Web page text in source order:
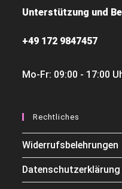
Unterstützung und
+49 172 9847457
Mo-Fr: 09:00 - 17:00
Rechtliches
Widerrufsbelehrungen
Datenschutzerklärung